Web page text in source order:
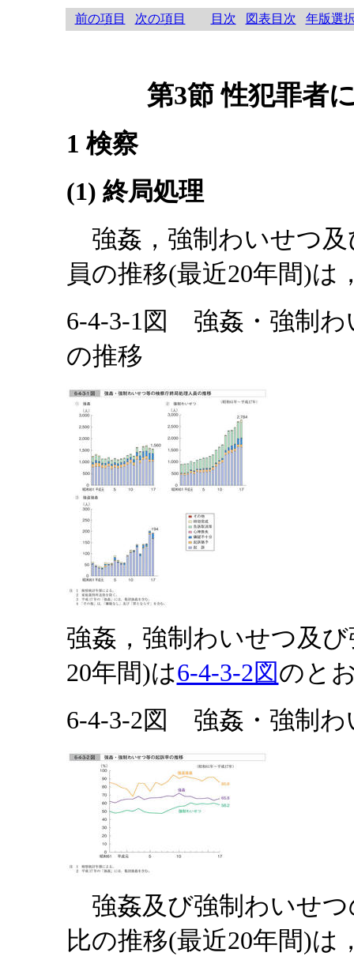
前の項目 次の項目 目次 図表目次 年版選
第3節 性犯罪者
1 検察
(1) 終局処理
強姦，強制わいせつ及
員の推移(最近20年間)は
6-4-3-1図 強姦・強制わ
の推移
強姦，強制わいせつ及
20年間)は6-4-3-2図のと
6-4-3-2図 強姦・強制わ
強姦及び強制わいせつ
比の推移(最近20年間)は